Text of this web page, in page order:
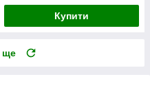
Купити
ще